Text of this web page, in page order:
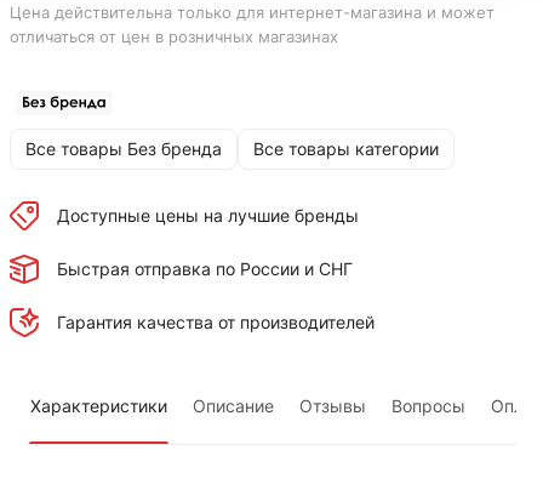
Цена действительна только для интернет-магазина и может
отличаться от цен в розничных магазинах
Все товары Без бренда Все товары категории
Доступные цены на лучшие бренды
Быстрая отправка по России и СНГ
Гарантия качества от производителей
Характеристики Описание Отзывы Вопросы